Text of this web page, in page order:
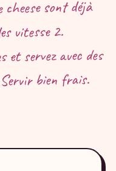
sont déjà
vitesse 2.
et servez avec des
bien frais.